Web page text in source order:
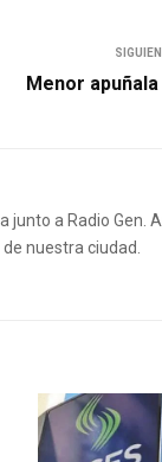
Menor
junto a Radio Gen.
nuestra ciudad.